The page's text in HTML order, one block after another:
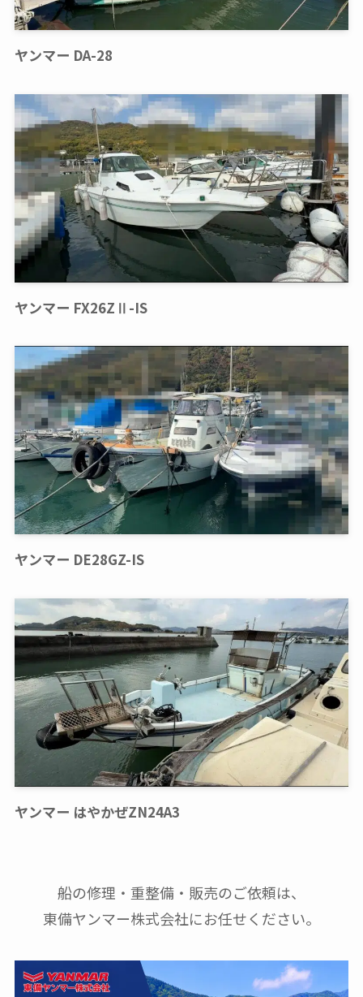
ヤンマー DA-28
ヤンマー FX26ZⅡ-IS
ヤンマー DE28GZ-IS
ヤンマー はやかぜZN24A3
船の修理・重整備・販売のご依頼は、
東備ヤンマー株式会社にお任せください。